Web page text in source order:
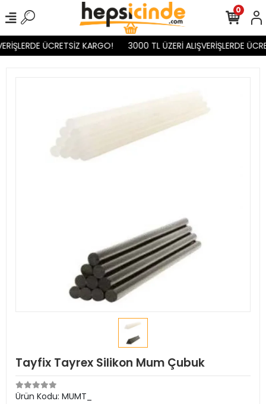
ÜCRETSİZ KARGO! 3000 TL ÜZERİ ALIŞVERİŞLERDE
0
Tayfix Tayrex Silikon Mum Çubuk
Ürün Kodu: MUMT_